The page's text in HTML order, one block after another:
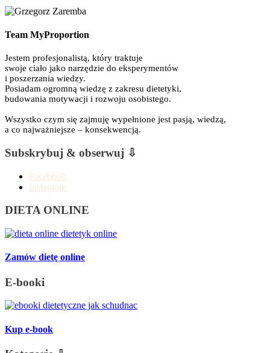
Team MyProportion
Jestem profesjonalistą, który traktuje
swoje ciało jako narzędzie do eksperymentów
i poszerzania wiedzy.
Posiadam ogromną wiedzę z zakresu dietetyki,
budowania motywacji i rozwoju osobistego.
Wszystko czym się zajmuję wypełnione jest pasją, wiedzą,
a co najważniejsze – konsekwencją.
Subskrybuj & obserwuj ⇩
Facebook
Instagram
DIETA ONLINE
Zamów dietę online
E-booki
Kup e-book